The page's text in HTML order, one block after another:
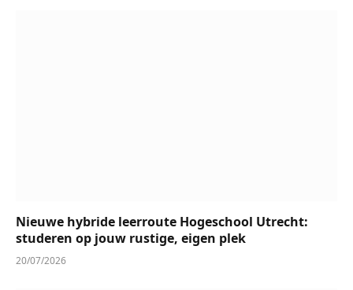
Nieuwe hybride leerroute Hogeschool Utrecht:
studeren op jouw rustige, eigen plek
20/07/2026